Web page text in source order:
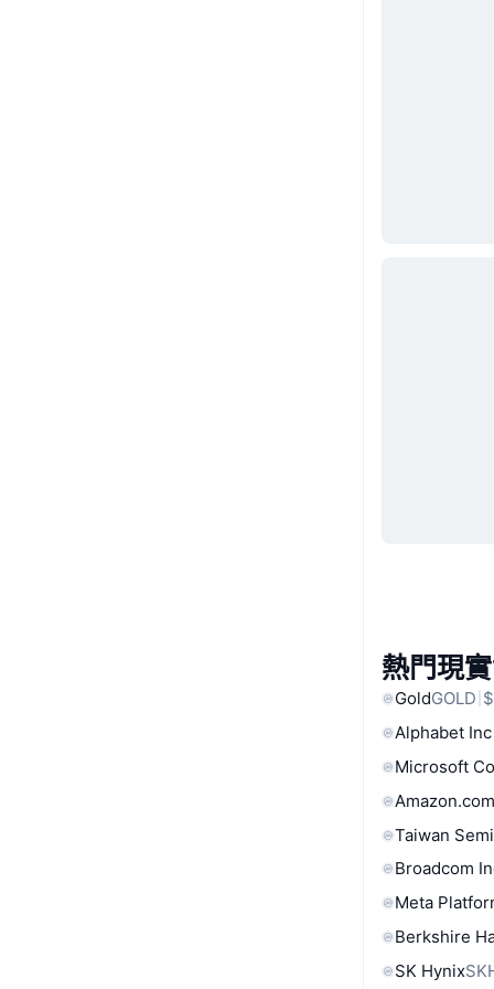
熱門現
GoldGOLD
Alphabet
Microsoft
Taiwan
Broadcom
Meta
Berkshire
SK Hynix